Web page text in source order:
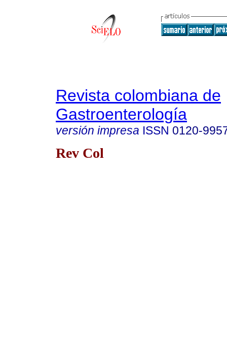
Revista colombiana de
Gastroenterología
versión impresa ISSN 0120-
Rev Col